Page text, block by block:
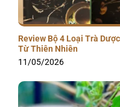
Review Bộ 4 Loại Trà
Từ Thiên Nhiên
11/05/2026